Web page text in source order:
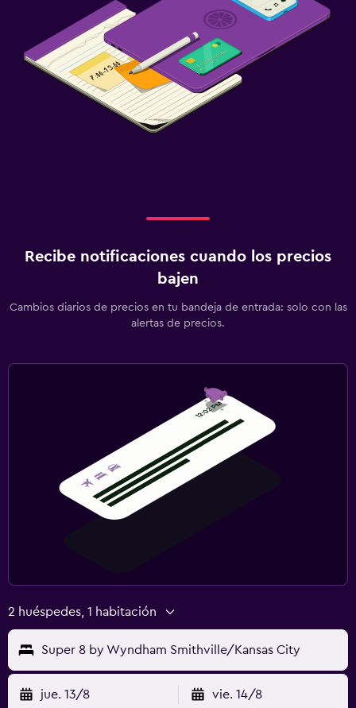
Recibe notificaciones cuando los precios
bajen
Cambios diarios de precios en tu bandeja de entrada: solo con las
alertas de precios.
2 huéspedes, 1 habitación
Super 8 by Wyndham Smithville/Kansas City
jue. 13/8 vie. 14/8